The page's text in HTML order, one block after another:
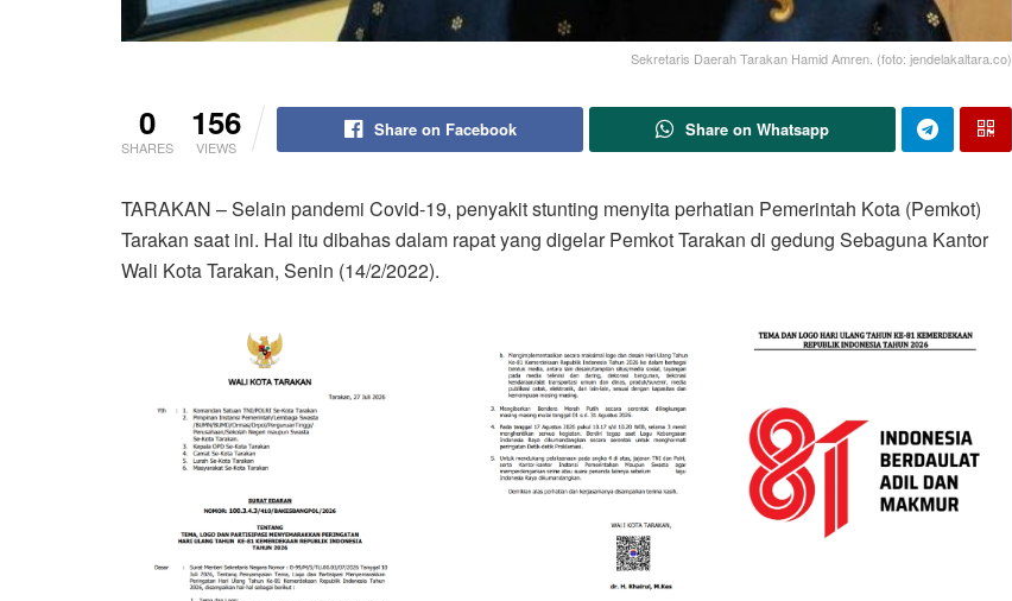
Sekretaris Daerah Tarakan Hamid Amren. (foto: jendelakaltara.co)
0
SHARES
156
VIEWS
Share on Facebook Share on Whatsapp
TARAKAN – Selain pandemi Covid-19, penyakit stunting menyita perhatian Pemerintah Kota (Pemkot)
Tarakan saat ini. Hal itu dibahas dalam rapat yang digelar Pemkot Tarakan di gedung Sebaguna Kantor
Wali Kota Tarakan, Senin (14/2/2022).